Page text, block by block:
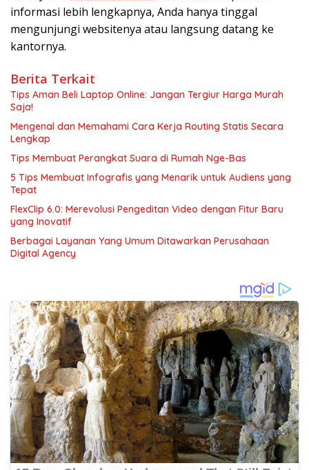
informasi lebih lengkapnya, Anda hanya tinggal
mengunjungi websitenya atau langsung datang ke
kantornya.
Berita Terkait
Tips Aman Beli Laptop Online: Jangan Tergiur Harga Murah
Saja!
Mengenal dan Memahami Cara Kerja Routing Statis Secara
Lengkap
Tips Membuat Perangkat Suara di Rumah Nge-Bas
5 Tips Membuat Infografis yang Menarik untuk Audiens yang
Tepat
FlexClip 6.0: Merevolusi Pengeditan Video dengan Fitur Baru
yang Inovatif
Berbagai Layanan Yang Umum Ditawarkan Perusahaan
Digital Agency